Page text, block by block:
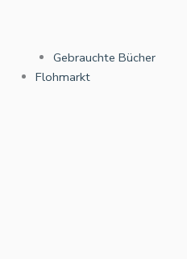
Gebrauchte Bücher
Flohmarkt